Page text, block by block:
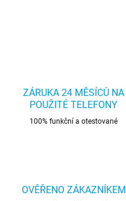
ZÁRUKA 24 MĚSÍCŮ NA
POUŽITÉ TELEFONY
100% funkční a otestované
OVĚŘENO ZÁKAZNÍKEM